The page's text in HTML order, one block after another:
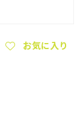
お気に入り